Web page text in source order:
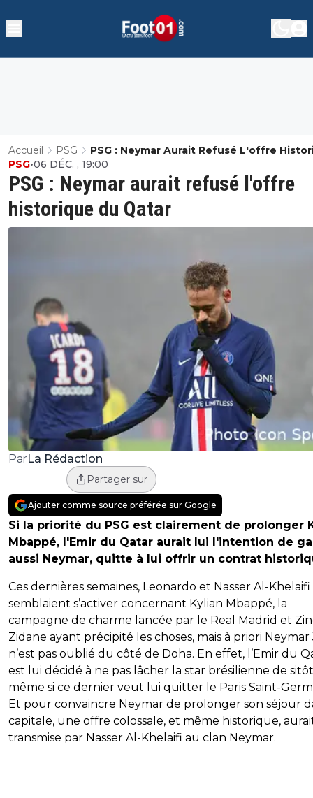
Accueil PSG
PSG : Neymar Aurait Refusé L'offre
Du Qatar
PSG : Neymar aurait refusé l'offre
historique du Qatar
PSG•06 DÉC. , 19:00
ParLa Rédaction
Partager sur
Ajouter comme source préférée sur Google
Si la priorité du PSG est clairement de prolonger
Mbappé, l'Emir du Qatar aurait lui l'intention de
aussi Neymar, quitte à lui offrir un contrat
Ces dernières semaines, Leonardo et Nasser Al-Khelaifi
semblaient s’activer concernant Kylian Mbappé, la
campagne de charme lancée par le Real Madrid et
Zidane ayant précipité les choses, mais à priori Neymar
n’est pas oublié du côté de Doha. En effet, l’Emir du
est lui décidé à ne pas lâcher la star brésilienne de
même si ce dernier veut lui quitter le Paris Saint-
Et pour convaincre Neymar de prolonger son séjour
capitale, une offre colossale, et même historique,
transmise par Nasser Al-Khelaifi au clan Neymar.